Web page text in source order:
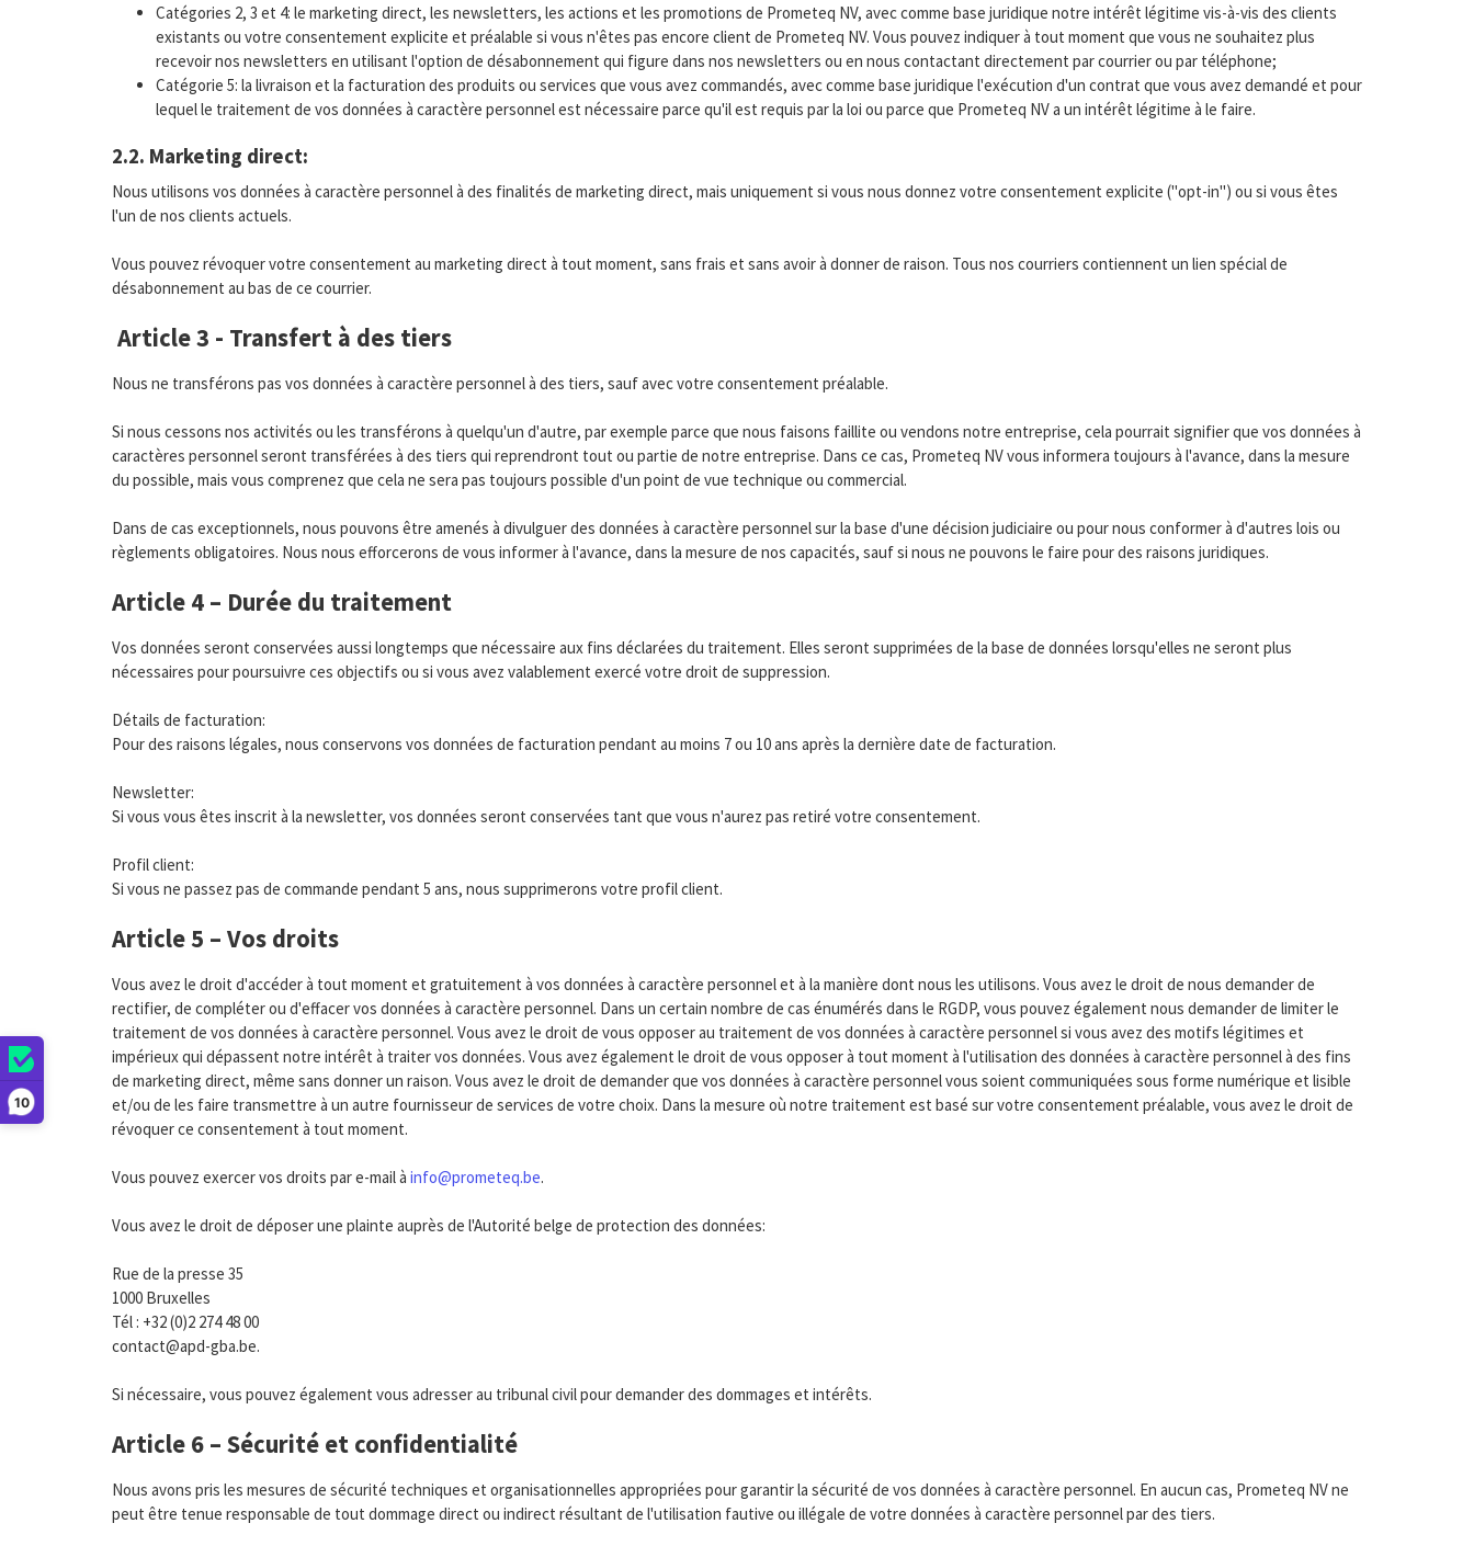
10
Catégories 2, 3 et 4: le marketing direct, les newsletters, les actions et les promotions de Prometeq NV, avec comme base juridique notre intérêt légitime vis-à-vis des clients
existants ou votre consentement explicite et préalable si vous n'êtes pas encore client de Prometeq NV. Vous pouvez indiquer à tout moment que vous ne souhaitez plus
recevoir nos newsletters en utilisant l'option de désabonnement qui figure dans nos newsletters ou en nous contactant directement par courrier ou par téléphone;
Catégorie 5: la livraison et la facturation des produits ou services que vous avez commandés, avec comme base juridique l'exécution d'un contrat que vous avez demandé et pour
lequel le traitement de vos données à caractère personnel est nécessaire parce qu'il est requis par la loi ou parce que Prometeq NV a un intérêt légitime à le faire.
2.2. Marketing direct:
Nous utilisons vos données à caractère personnel à des finalités de marketing direct, mais uniquement si vous nous donnez votre consentement explicite ("opt-in") ou si vous êtes
l'un de nos clients actuels.
Vous pouvez révoquer votre consentement au marketing direct à tout moment, sans frais et sans avoir à donner de raison. Tous nos courriers contiennent un lien spécial de
désabonnement au bas de ce courrier.
Article 3 - Transfert à des tiers
Nous ne transférons pas vos données à caractère personnel à des tiers, sauf avec votre consentement préalable.
Si nous cessons nos activités ou les transférons à quelqu'un d'autre, par exemple parce que nous faisons faillite ou vendons notre entreprise, cela pourrait signifier que vos données à
caractères personnel seront transférées à des tiers qui reprendront tout ou partie de notre entreprise. Dans ce cas, Prometeq NV vous informera toujours à l'avance, dans la mesure
du possible, mais vous comprenez que cela ne sera pas toujours possible d'un point de vue technique ou commercial.
Dans de cas exceptionnels, nous pouvons être amenés à divulguer des données à caractère personnel sur la base d'une décision judiciaire ou pour nous conformer à d'autres lois ou
règlements obligatoires. Nous nous efforcerons de vous informer à l'avance, dans la mesure de nos capacités, sauf si nous ne pouvons le faire pour des raisons juridiques.
Article 4 – Durée du traitement
Vos données seront conservées aussi longtemps que nécessaire aux fins déclarées du traitement. Elles seront supprimées de la base de données lorsqu'elles ne seront plus
nécessaires pour poursuivre ces objectifs ou si vous avez valablement exercé votre droit de suppression.
Détails de facturation:
Pour des raisons légales, nous conservons vos données de facturation pendant au moins 7 ou 10 ans après la dernière date de facturation.
Newsletter:
Si vous vous êtes inscrit à la newsletter, vos données seront conservées tant que vous n'aurez pas retiré votre consentement.
Profil client:
Si vous ne passez pas de commande pendant 5 ans, nous supprimerons votre profil client.
Article 5 – Vos droits
Vous avez le droit d'accéder à tout moment et gratuitement à vos données à caractère personnel et à la manière dont nous les utilisons. Vous avez le droit de nous demander de
rectifier, de compléter ou d'effacer vos données à caractère personnel. Dans un certain nombre de cas énumérés dans le RGDP, vous pouvez également nous demander de limiter le
traitement de vos données à caractère personnel. Vous avez le droit de vous opposer au traitement de vos données à caractère personnel si vous avez des motifs légitimes et
impérieux qui dépassent notre intérêt à traiter vos données. Vous avez également le droit de vous opposer à tout moment à l'utilisation des données à caractère personnel à des fins
de marketing direct, même sans donner un raison. Vous avez le droit de demander que vos données à caractère personnel vous soient communiquées sous forme numérique et lisible
et/ou de les faire transmettre à un autre fournisseur de services de votre choix. Dans la mesure où notre traitement est basé sur votre consentement préalable, vous avez le droit de
révoquer ce consentement à tout moment.
Vous pouvez exercer vos droits par e-mail à info@prometeq.be.
Vous avez le droit de déposer une plainte auprès de l'Autorité belge de protection des données:
Rue de la presse 35
1000 Bruxelles
Tél : +32 (0)2 274 48 00
contact@apd-gba.be.
Si nécessaire, vous pouvez également vous adresser au tribunal civil pour demander des dommages et intérêts.
Article 6 – Sécurité et confidentialité
Nous avons pris les mesures de sécurité techniques et organisationnelles appropriées pour garantir la sécurité de vos données à caractère personnel. En aucun cas, Prometeq NV ne
peut être tenue responsable de tout dommage direct ou indirect résultant de l'utilisation fautive ou illégale de votre données à caractère personnel par des tiers.